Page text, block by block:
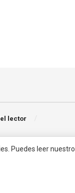
lector
Puedes leer nuestro